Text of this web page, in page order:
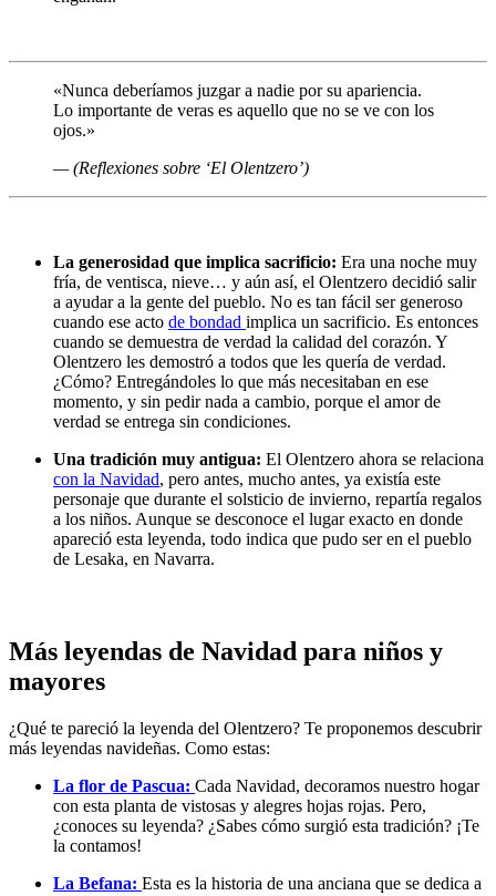
«Nunca deberíamos juzgar a nadie por su apariencia.
Lo importante de veras es aquello que no se ve con los
ojos.»
— (Reflexiones sobre ‘El Olentzero’)
La generosidad que implica sacrificio: Era una noche muy
fría, de ventisca, nieve… y aún así, el Olentzero decidió salir
a ayudar a la gente del pueblo. No es tan fácil ser generoso
cuando ese acto de bondad implica un sacrificio. Es entonces
cuando se demuestra de verdad la calidad del corazón. Y
Olentzero les demostró a todos que les quería de verdad.
¿Cómo? Entregándoles lo que más necesitaban en ese
momento, y sin pedir nada a cambio, porque el amor de
verdad se entrega sin condiciones.
Una tradición muy antigua: El Olentzero ahora se relaciona
con la Navidad, pero antes, mucho antes, ya existía este
personaje que durante el solsticio de invierno, repartía regalos
a los niños. Aunque se desconoce el lugar exacto en donde
apareció esta leyenda, todo indica que pudo ser en el pueblo
de Lesaka, en Navarra.
Más leyendas de Navidad para niños y
mayores
¿Qué te pareció la leyenda del Olentzero? Te proponemos descubrir
más leyendas navideñas. Como estas:
La flor de Pascua: Cada Navidad, decoramos nuestro hogar
con esta planta de vistosas y alegres hojas rojas. Pero,
¿conoces su leyenda? ¿Sabes cómo surgió esta tradición? ¡Te
la contamos!
La Befana: Esta es la historia de una anciana que se dedica a